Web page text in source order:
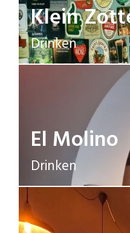
Klein
Drinken
El Molino
Drinken